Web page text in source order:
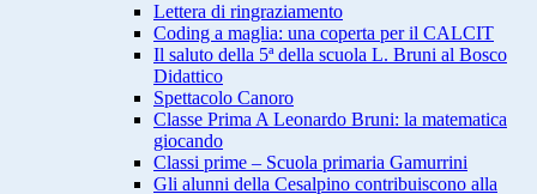
Lettera di ringraziamento
Coding a maglia: una coperta per il CALCIT
Il saluto della 5ª della scuola L. Bruni al Bosco
Didattico
Spettacolo Canoro
Classe Prima A Leonardo Bruni: la matematica
giocando
Classi prime – Scuola primaria Gamurrini
Gli alunni della Cesalpino contribuiscono alla